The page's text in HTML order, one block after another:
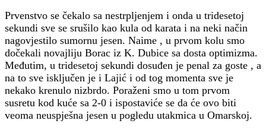
Prvenstvo se čekalo sa nestrpljenjem i onda u tridesetoj
sekundi sve se srušilo kao kula od karata i na neki način
nagovjestilo sumornu jesen. Naime , u prvom kolu smo
dočekali novajliju Borac iz K. Dubice sa dosta optimizma.
Međutim, u tridesetoj sekundi dosuđen je penal za goste , a
na to sve isključen je i Lajić i od tog momenta sve je
nekako krenulo nizbrdo. Poraženi smo u tom prvom
susretu kod kuće sa 2-0 i ispostaviće se da će ovo biti
veoma neuspješna jesen u pogledu utakmica u Omarskoj.